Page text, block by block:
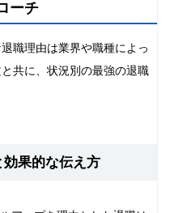
ーチ
職理由は業界や職種によっ
共に、状況別の最強の退職
果的な伝え方